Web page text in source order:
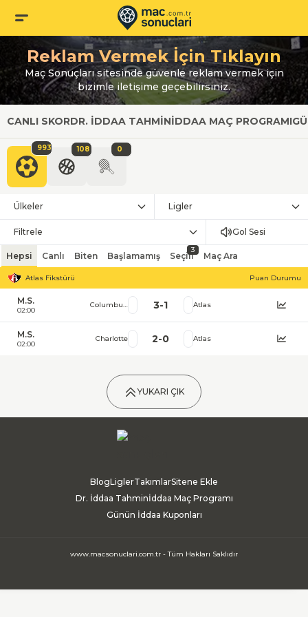
Reklam Vermek İçin Tıklayın
Maç Sonuçları sitesinde güvenle reklam vermek için
bizimle iletişime geçebilirsiniz.
CANLI SKORDR. İDDAA TAHMINİDDAA MAÇ PROGRAMI
993 108 0
Ülkeler Ligler
Filtrele Gol Sesi
Hepsi Canlı Biten Başlamamış Seçili
3
Maç Ara
Atlas Fikstürü Puan Durumu
M.S.
02:00
Columbus Cr. 3-1 Atlas
M.S.
02:00
Charlotte 2-0 Atlas
YUKARI ÇIK
BlogLiglerTakımlarSitene Ekle
Dr. İddaa Tahminİddaa Maç Programı
Günün İddaa Kuponları
www.macsonuclari.com.tr - Tüm Hakları Saklıdır